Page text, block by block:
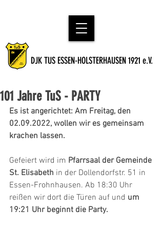
DJK TUS ESSEN-HOLSTERHAUSEN 1921 e.V.
101 Jahre TuS - PARTY
Es ist angerichtet: Am Freitag, den
02.09.2022, wollen wir es gemeinsam
krachen lassen.
Gefeiert wird im Pfarrsaal der Gemeinde
St. Elisabeth in der Dollendorfstr. 51 in
Essen-Frohnhausen. Ab 18:30 Uhr
reißen wir dort die Türen auf und um
19:21 Uhr beginnt die Party.